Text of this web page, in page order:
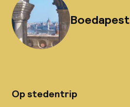
Boedapest
Op stedentrip